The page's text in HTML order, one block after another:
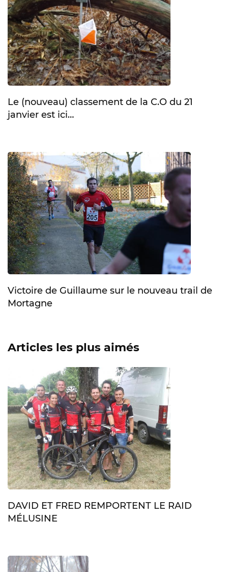
Le (nouveau) classement de la C.O du 21
janvier est ici…
Victoire de Guillaume sur le nouveau trail de
Mortagne
Articles les plus aimés
DAVID ET FRED REMPORTENT LE RAID
MÉLUSINE